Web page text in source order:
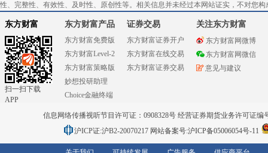
性、完整性、有效性、及时性、原创性等。相关信息并未经过本网站证实，不对您
东方财富
扫一扫下载
APP
东方财富产品
东方财富免费版
东方财富Level-2
东方财富策略版
妙想投研助理
Choice金融终端
证券交易
东方财富证券开户
东方财富在线交易
东方财富证券交易
关注东方财富
东方财富网微博
东方财富网微信
意见与建议
信息网络传播视听节目许可证：0908328号 经营证券期货业务许可证编
沪ICP证:沪B2-20070217 网站备案号:沪ICP备05006054号-11